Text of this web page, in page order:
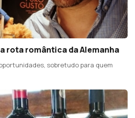
rota romântica da Alemanha
sobretudo para quem